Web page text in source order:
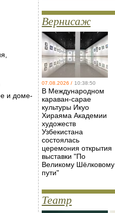
и доме-
Вернисаж
07.08.2026 / 10:38:50
В Международном
караван-сарае
культуры Икуо
Хираяма Академии
художеств
Узбекистана
состоялась
церемония открытия
выставки "По
Великому Шёлковому
пути"
Театр